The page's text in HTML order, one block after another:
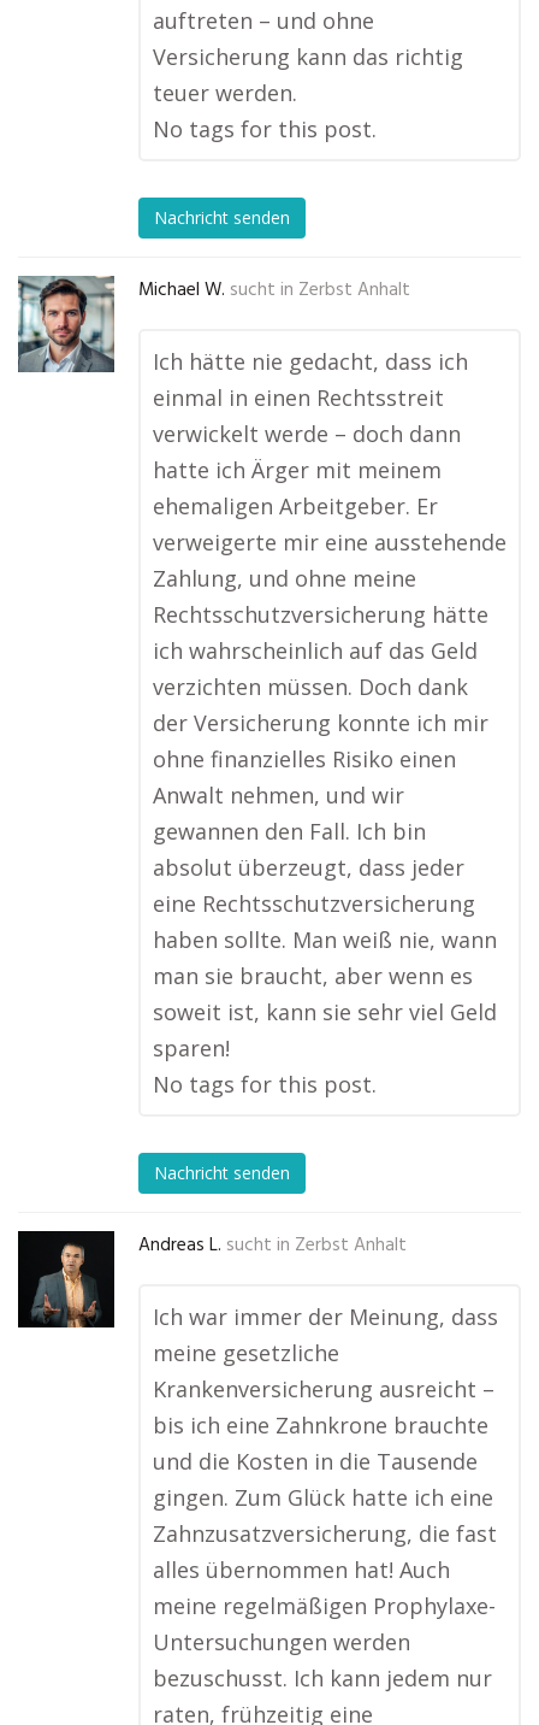
auftreten – und ohne
Versicherung kann das richtig
teuer werden.
No tags for this post.
Nachricht senden
Michael W. sucht in Zerbst Anhalt
Ich hätte nie gedacht, dass ich
einmal in einen Rechtsstreit
verwickelt werde – doch dann
hatte ich Ärger mit meinem
ehemaligen Arbeitgeber. Er
verweigerte mir eine ausstehende
Zahlung, und ohne meine
Rechtsschutzversicherung hätte
ich wahrscheinlich auf das Geld
verzichten müssen. Doch dank
der Versicherung konnte ich mir
ohne finanzielles Risiko einen
Anwalt nehmen, und wir
gewannen den Fall. Ich bin
absolut überzeugt, dass jeder
eine Rechtsschutzversicherung
haben sollte. Man weiß nie, wann
man sie braucht, aber wenn es
soweit ist, kann sie sehr viel Geld
sparen!
No tags for this post.
Nachricht senden
Andreas L. sucht in Zerbst Anhalt
Ich war immer der Meinung, dass
meine gesetzliche
Krankenversicherung ausreicht –
bis ich eine Zahnkrone brauchte
und die Kosten in die Tausende
gingen. Zum Glück hatte ich eine
Zahnzusatzversicherung, die fast
alles übernommen hat! Auch
meine regelmäßigen Prophylaxe-
Untersuchungen werden
bezuschusst. Ich kann jedem nur
raten, frühzeitig eine